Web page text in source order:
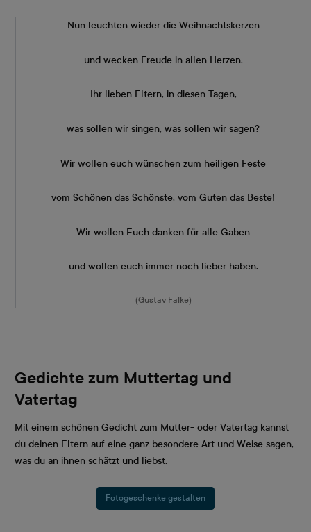
Nun leuchten wieder die Weihnachtskerzen
und wecken Freude in allen Herzen.
Ihr lieben Eltern, in diesen Tagen,
was sollen wir singen, was sollen wir sagen?
Wir wollen euch wünschen zum heiligen Feste
vom Schönen das Schönste, vom Guten das Beste!
Wir wollen Euch danken für alle Gaben
und wollen euch immer noch lieber haben.
(Gustav Falke)
Gedichte zum Muttertag und
Vatertag
Mit einem schönen Gedicht zum Mutter- oder Vatertag kannst
du deinen Eltern auf eine ganz besondere Art und Weise sagen,
was du an ihnen schätzt und liebst.
Fotogeschenke gestalten